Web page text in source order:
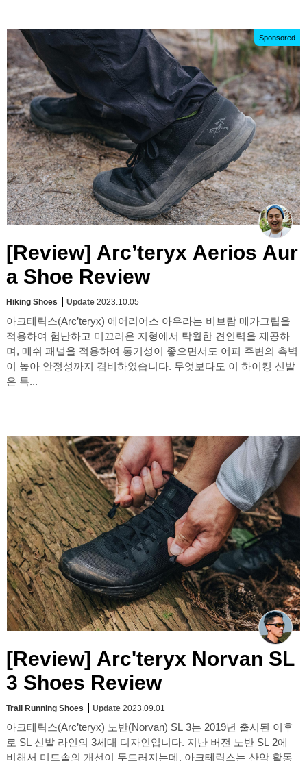
Sponsored
[Review] Arc’teryx Aerios Aur
a Shoe Review
Hiking Shoes Update 2023.10.05
아크테릭스(Arc’teryx) 에어리어스 아우라는 비브람 메가그립을
적용하여 험난하고 미끄러운 지형에서 탁월한 견인력을 제공하
며, 메쉬 패널을 적용하여 통기성이 좋으면서도 어퍼 주변의 측벽
이 높아 안정성까지 겸비하였습니다. 무엇보다도 이 하이킹 신발
은 특...
[Review] Arc'teryx Norvan SL
3 Shoes Review
Trail Running Shoes Update 2023.09.01
아크테릭스(Arc’teryx) 노반(Norvan) SL 3는 2019년 출시된 이후
로 SL 신발 라인의 3세대 디자인입니다. 지난 버전 노반 SL 2에
비해서 미드솔의 개선이 두드러지는데, 아크테릭스는 산악 활동